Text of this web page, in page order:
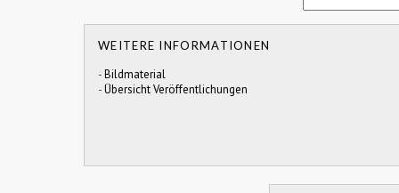
WEITERE INFORMATIONEN
-Bildmaterial
-Übersicht Veröffentlichungen